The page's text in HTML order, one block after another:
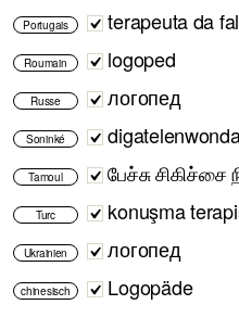
Portugais terapeuta da
Roumain logoped
Russe логопед
Soninké
Tamoul பேச்சு சிகிச்சை
Turc konuşma
Ukrainien логопед
chinesisch Logopäde